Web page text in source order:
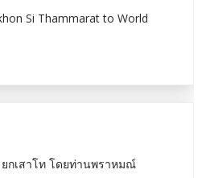
Si Thammarat to World
ยกเสาโท โดยท่านพราหมณ์